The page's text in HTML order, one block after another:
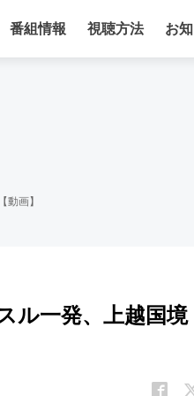
番組情報 視聴方法 お
画】
ル一発、上越国境